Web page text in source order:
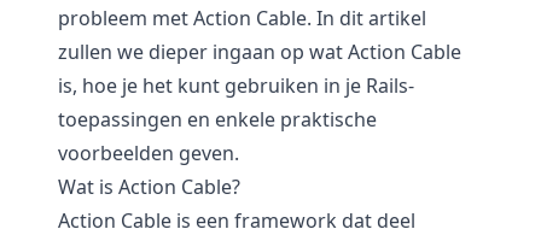
probleem met Action Cable. In dit artikel
zullen we dieper ingaan op wat Action Cable
is, hoe je het kunt gebruiken in je Rails-
toepassingen en enkele praktische
voorbeelden geven.
Wat is Action Cable?
Action Cable is een framework dat deel